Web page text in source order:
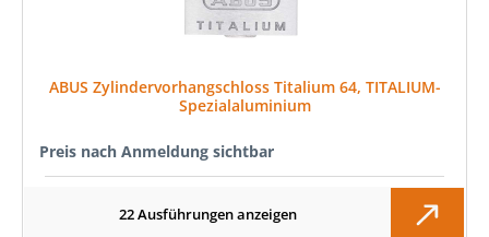
ABUS Zylindervorhangschloss Titalium 64, TITALIUM-
Spezialaluminium
Preis nach Anmeldung sichtbar
22 Ausführungen anzeigen